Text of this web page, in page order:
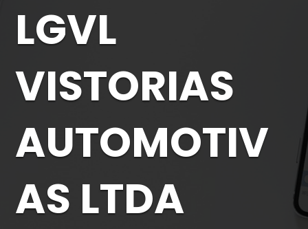
LGVL
VISTORIAS
AUTOMOTIV
AS LTDA